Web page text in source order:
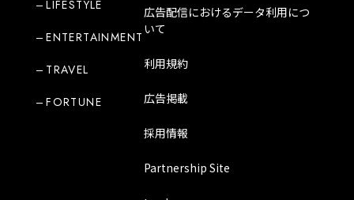
LIFESTYLE
ENTERTAINMENT
TRAVEL
FORTUNE
広告配信におけるデータ利用につ
いて
利用規約
広告掲載
採用情報
Partnership Site